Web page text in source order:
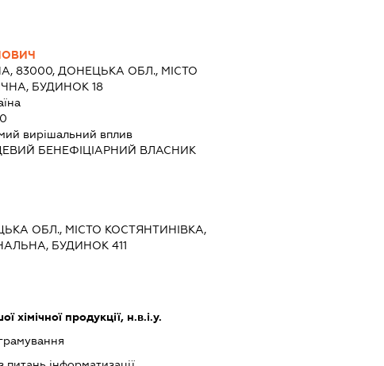
83000, ДОНЕЦЬКА ОБЛ., МІСТО
БУДИНОК 18
вирішальний вплив
БЕНЕФІЦІАРНИЙ ВЛАСНИК
ОБЛ., МІСТО КОСТЯНТИНІВКА,
БУДИНОК 411
хімічної продукції, н.в.і.у.